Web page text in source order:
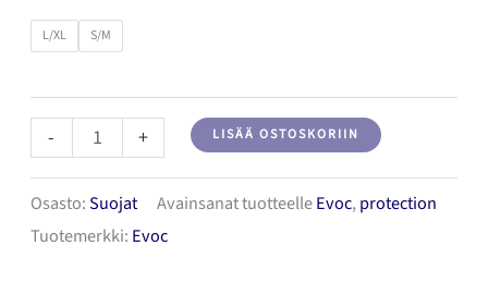
L/XL S/M
-
EVOC
Protector
Ylävartalosuoja
+ LISÄÄ OSTOSKORIIN
Osasto:Suojat Avainsanat tuotteelleEvoc, protection
Tuotemerkki: Evoc